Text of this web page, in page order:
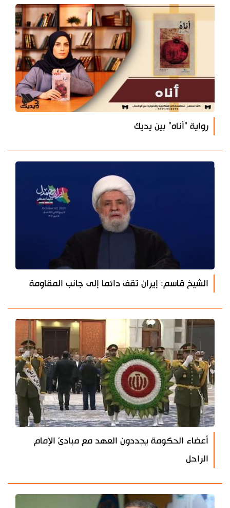
رواية "أناه" بين يديك
الشيخ قاسم: إيران تقف دائما إلى جانب المقاومة
أعضاء الحكومة يجددون العهد مع مبادئ الإمام
الراحل